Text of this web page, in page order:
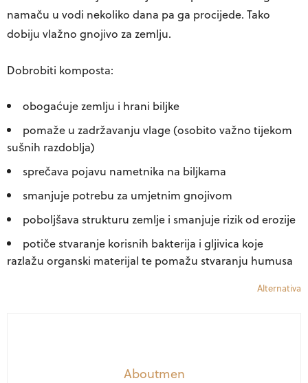
namaču u vodi nekoliko dana pa ga procijede. Tako
dobiju vlažno gnojivo za zemlju.
Dobrobiti komposta:
obogaćuje zemlju i hrani biljke
pomaže u zadržavanju vlage (osobito važno tijekom
sušnih razdoblja)
sprečava pojavu nametnika na biljkama
smanjuje potrebu za umjetnim gnojivom
poboljšava strukturu zemlje i smanjuje rizik od erozije
potiče stvaranje korisnih bakterija i gljivica koje
razlažu organski materijal te pomažu stvaranju humusa
Alternativa
Aboutmen